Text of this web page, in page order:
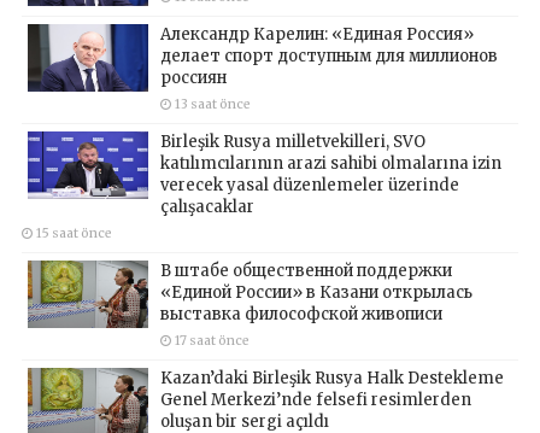
Александр Карелин: «Единая Россия»
делает спорт доступным для миллионов
россиян
13 saat önce
Birleşik Rusya milletvekilleri, SVO
katılımcılarının arazi sahibi olmalarına izin
verecek yasal düzenlemeler üzerinde
çalışacaklar
15 saat önce
В штабе общественной поддержки
«Единой России» в Казани открылась
выставка философской живописи
17 saat önce
Kazan’daki Birleşik Rusya Halk Destekleme
Genel Merkezi’nde felsefi resimlerden
oluşan bir sergi açıldı